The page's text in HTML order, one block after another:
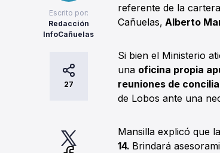
Escrito por:
Redacción
InfoCañuelas
27
referente de la
Cañuelas, Alberto
Si bien el Ministerio
una oficina propia
reuniones de
de Lobos ante una
Mansilla explicó que
14. Brindará